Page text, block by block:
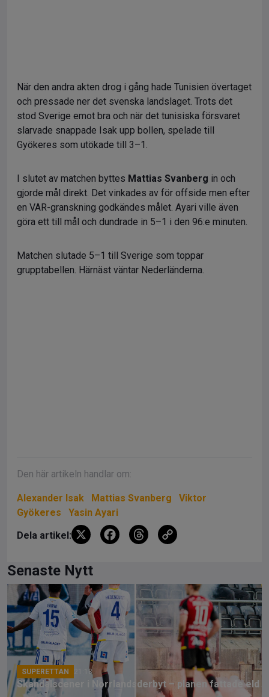
När den andra akten drog i gång hade Tunisien övertaget
och pressade ner det svenska landslaget. Trots det
stod Sverige emot bra och när det tunisiska försvaret
slarvade snappade Isak upp bollen, spelade till
Gyökeres som utökade till 3–1.
I slutet av matchen byttes Mattias Svanberg in och
gjorde mål direkt. Det vinkades av för offside men efter
en VAR-granskning godkändes målet. Ayari ville även
göra ett till mål och dundrade in 5–1 i den 96:e minuten.
Matchen slutade 5–1 till Sverige som toppar
grupptabellen. Härnäst väntar Nederländerna.
Den här artikeln handlar om:
Alexander Isak Mattias Svanberg
Viktor
Gyökeres
Yasin Ayari
Dela artikel:
X
F
b
o
o
k
T
a
d
s
Li
n
k
Senaste Nytt
SUPERETTAN 21:18
Skandalscener i Norrlandsderbyt – planen fattade eld